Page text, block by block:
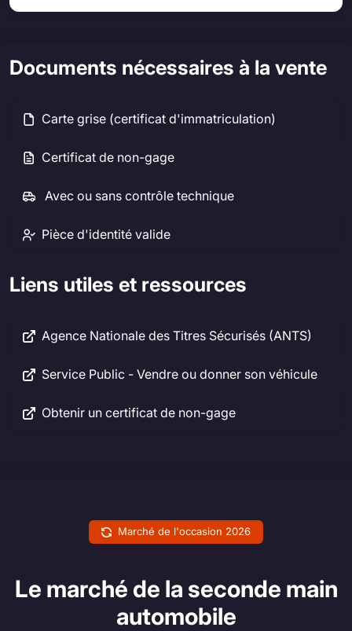
Documents nécessaires à la vente
Carte grise (certificat d'immatriculation)
Certificat de non-gage
Avec ou sans contrôle technique
Pièce d'identité valide
Liens utiles et ressources
Agence Nationale des Titres Sécurisés (ANTS)
Service Public - Vendre ou donner son véhicule
Obtenir un certificat de non-gage
Marché de l'occasion 2026
Le marché de la seconde main
automobile